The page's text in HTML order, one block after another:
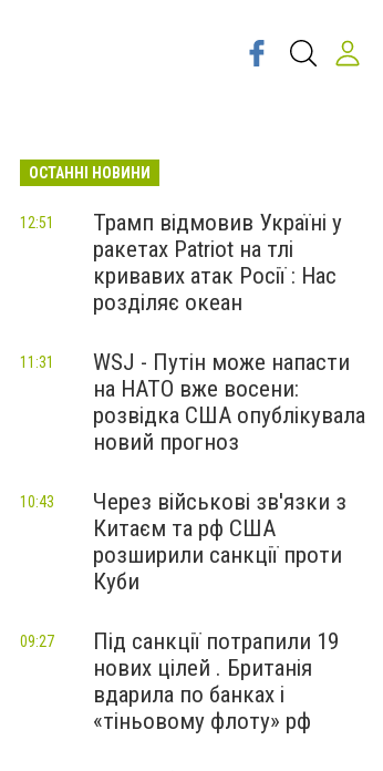
ОСТАННІ НОВИНИ
Трамп відмовив Україні у
ракетах Patriot на тлі
кривавих атак Росії : Нас
розділяє океан
12:51
WSJ - Путін може напасти
на НАТО вже восени:
розвідка США опублікувала
новий прогноз
11:31
Через військові зв'язки з
Китаєм та рф США
розширили санкції проти
Куби
10:43
Під санкції потрапили 19
нових цілей . Британія
вдарила по банках і
«тіньовому флоту» рф
09:27